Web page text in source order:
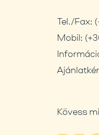
Tel./Fax:
Mobil:
Kövess